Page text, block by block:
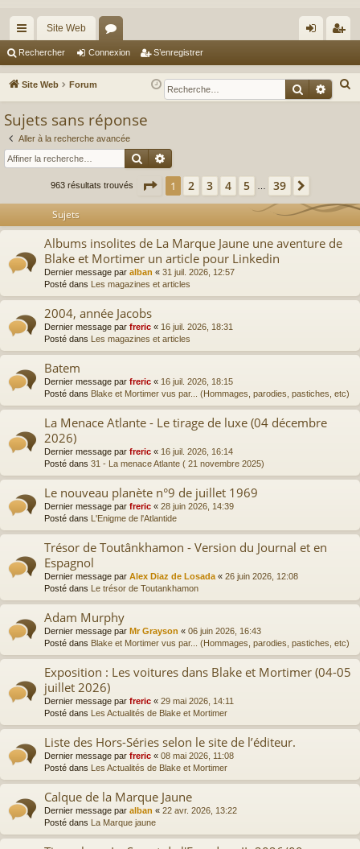
cc
ès
ra
pi
de
Site Web
or
u
m
s
ne
xi
nr
eg
Rechercher Connexion S’enregistrer
Site Web Forum
e
h
e
Sujets sans réponse
Aller à la recherche avancée
Rechercher
963 résultats trouvés Page 1 sur 39
1 2 3 4 5 39
Sujets
Albums insolites de La Marque Jaune une aventure de
Blake et Mortimer un article pour Linkedin
Dernier message par alban « 31 juil. 2026, 12:57
Posté dans Les magazines et articles
2004, année Jacobs
Dernier message par freric « 16 juil. 2026, 18:31
Posté dans Les magazines et articles
Batem
Dernier message par freric « 16 juil. 2026, 18:15
Posté dans Blake et Mortimer vus par... (Hommages, parodies, pastiches, etc)
La Menace Atlante - Le tirage de luxe (04 décembre
2026)
Dernier message par freric « 16 juil. 2026, 16:14
Posté dans 31 - La menace Atlante ( 21 novembre 2025)
Le nouveau planète n°9 de juillet 1969
Dernier message par freric « 28 juin 2026, 14:39
Posté dans L'Enigme de l'Atlantide
Trésor de Toutânkhamon - Version du Journal et en
Espagnol
Dernier message par Alex Diaz de Losada « 26 juin 2026, 12:08
Posté dans Le trésor de Toutankhamon
Adam Murphy
Dernier message par Mr Grayson « 06 juin 2026, 16:43
Posté dans Blake et Mortimer vus par... (Hommages, parodies, pastiches, etc)
Exposition : Les voitures dans Blake et Mortimer (04-05
juillet 2026)
Dernier message par freric « 29 mai 2026, 14:11
Posté dans Les Actualités de Blake et Mortimer
Liste des Hors-Séries selon le site de l’éditeur.
Dernier message par freric « 08 mai 2026, 11:08
Posté dans Les Actualités de Blake et Mortimer
Calque de la Marque Jaune
Dernier message par alban « 22 avr. 2026, 13:22
Posté dans La Marque jaune